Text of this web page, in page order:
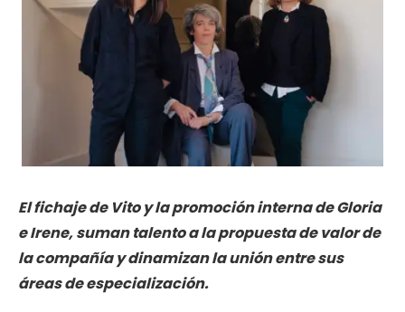
El fichaje de Vito y la promoción interna de Gloria
e Irene, suman talento a la propuesta de valor de
la compañía y dinamizan la unión entre sus
áreas de especialización.